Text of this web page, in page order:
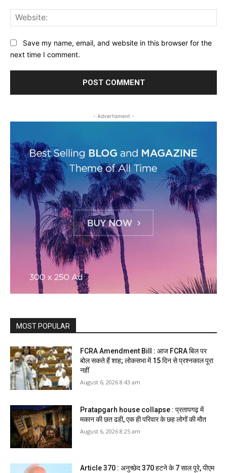
Save my name, email, and website in this browser for the
next time I comment.
- Advertisment -
MOST POPULAR
FCRA Amendment Bill : आज FCRA बिल पर
बोल सकते हैं शाह; लोकसभा में 15 दिन से प्रश्नकाल पूरा
नहीं
August 6, 2026 8:43 am
Pratapgarh house collapse : प्रतापगढ़ में
मकान की छत ढही, एक ही परिवार के छह लोगों की मौत
August 6, 2026 8:25 am
Article 370 : अनुच्छेद 370 हटने के 7 साल पूरे, पीएम